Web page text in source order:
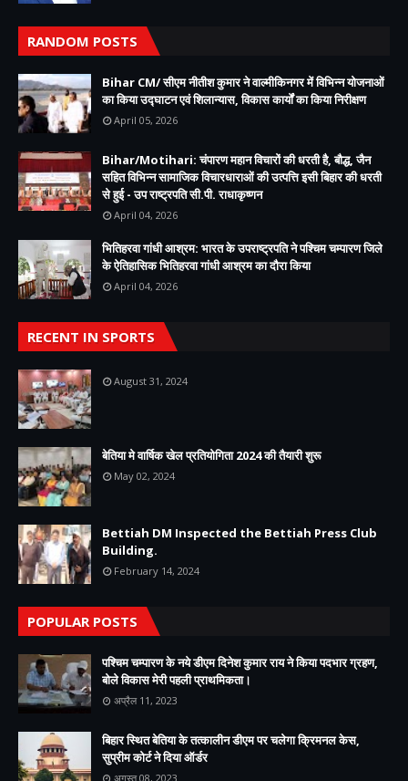
RANDOM POSTS
Bihar CM/ सीएम नीतीश कुमार ने वाल्मीकिनगर में विभिन्न योजनाओं
का किया उद्घाटन एवं शिलान्यास, विकास कार्यों का किया निरीक्षण
April 05, 2026
Bihar/Motihari: चंपारण महान विचारों की धरती है, बौद्ध, जैन
सहित विभिन्न सामाजिक विचारधाराओं की उत्पत्ति इसी बिहार की धरती
से हुई - उप राष्ट्रपति सी.पी. राधाकृष्णन
April 04, 2026
भितिहरवा गांधी आश्रम: भारत के उपराष्ट्रपति ने पश्चिम चम्पारण जिले
के ऐतिहासिक भितिहरवा गांधी आश्रम का दौरा किया
April 04, 2026
RECENT IN SPORTS
August 31, 2024
बेतिया मे वार्षिक खेल प्रतियोगिता 2024 की तैयारी शुरू
May 02, 2024
Bettiah DM Inspected the Bettiah Press Club
Building.
February 14, 2024
POPULAR POSTS
पश्चिम चम्पारण के नये डीएम दिनेश कुमार राय ने किया पदभार ग्रहण,
बोले विकास मेरी पहली प्राथमिकता।
अप्रैल 11, 2023
बिहार स्थित बेतिया के तत्कालीन डीएम पर चलेगा क्रिमनल केस,
सुप्रीम कोर्ट ने दिया ऑर्डर
अगस्त 08, 2023